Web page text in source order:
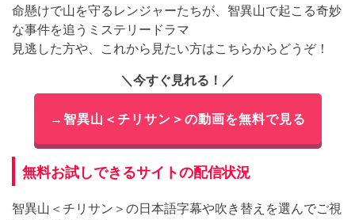
命懸けで山を守るレンジャーたちが、智異山で起こる奇妙
な事件を追うミステリードラマ
見逃した方や、これから見たい方はこちらからどうぞ！
＼今すぐ見れる！／
→智異山＜チリサン＞の動画を無料で見る
無料お試しできるサイトの配信状況
智異山＜チリサン＞の日本語字幕や吹き替えを選んでご視